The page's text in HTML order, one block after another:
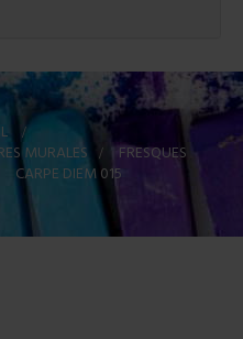
>
MURALES >
FRESQUES
CARPE DIEM 015